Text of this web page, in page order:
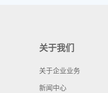
关于我们
关于企业业务
新闻中心